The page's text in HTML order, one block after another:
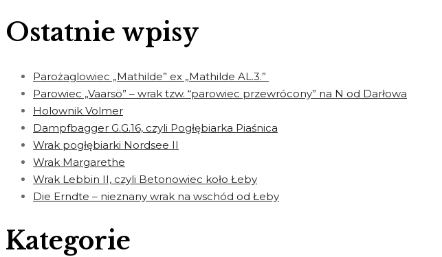
Ostatnie wpisy
Parożaglowiec „Mathilde” ex „Mathilde AL.3.”
Parowiec „Vaarsö” – wrak tzw. “parowiec przewrócony” na N od Darłowa
Holownik Volmer
Dampfbagger G.G.16, czyli Pogłębiarka Piaśnica
Wrak pogłębiarki Nordsee II
Wrak Margarethe
Wrak Lebbin II, czyli Betonowiec koło Łeby
Die Erndte – nieznany wrak na wschód od Łeby
Kategorie